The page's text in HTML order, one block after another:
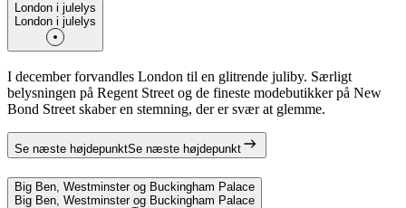
London i julelys
London i julelys
I december forvandles London til en glitrende juliby. Særligt
belysningen på Regent Street og de fineste modebutikker på New
Bond Street skaber en stemning, der er svær at glemme.
Se næste højdepunktSe næste højdepunkt
Big Ben, Westminster og Buckingham Palace
Big Ben, Westminster og Buckingham Palace